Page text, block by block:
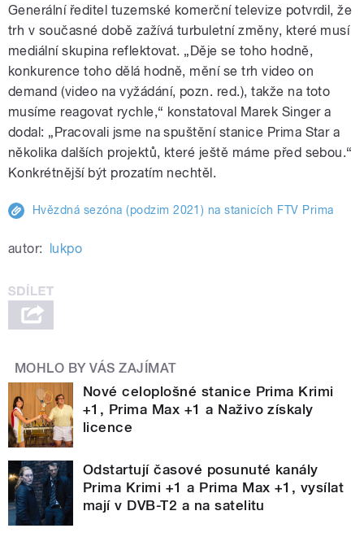
Generální ředitel tuzemské komerční televize potvrdil, že
trh v současné době zažívá turbuletní změny, které musí
mediální skupina reflektovat. „Děje se toho hodně,
konkurence toho dělá hodně, mění se trh video on
demand (video na vyžádání, pozn. red.), takže na toto
musíme reagovat rychle,“ konstatoval Marek Singer a
dodal: „Pracovali jsme na spuštění stanice Prima Star a
několika dalších projektů, které ještě máme před sebou.“
Konkrétnější být prozatím nechtěl.
Hvězdná sezóna (podzim 2021) na stanicích FTV Prima
autor: lukpo
MOHLO BY VÁS ZAJÍMAT
Nové celoplošné stanice Prima Krimi
+1, Prima Max +1 a Naživo získaly
licence
Odstartují časové posunuté kanály
Prima Krimi +1 a Prima Max +1, vysílat
mají v DVB-T2 a na satelitu